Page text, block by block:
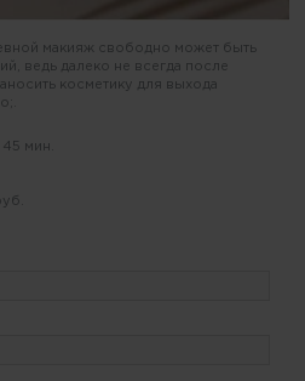
макияж свободно может быть
ведь далеко не всегда после
косметику для выхода
45 мин.